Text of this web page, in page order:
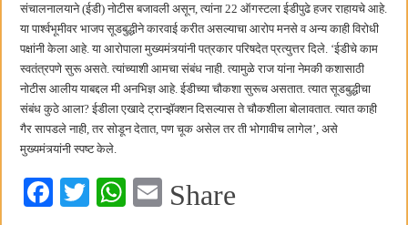
संचालनालयाने (ईडी) नोटीस बजावली असून, त्यांना 22 ऑगस्टला ईडीपुढे हजर राहायचे आहे.
या पार्श्वभूमीवर भाजप सूडबुद्धीने कारवाई करीत असल्याचा आरोप मनसे व अन्य काही विरोधी
पक्षांनी केला आहे. या आरोपाला मुख्यमंत्र्यांनी पत्रकार परिषदेत प्रत्युत्तर दिले. ‘ईडीचे काम
स्वतंत्रपणे सुरू असते. त्यांच्याशी आमचा संबंध नाही. त्यामुळे राज यांना नेमकी कशासाठी
नोटीस आलीय याबद्दल मी अनभिज्ञ आहे. ईडीच्या चौकशा सुरूच असतात. त्यात सूडबुद्धीचा
संबंध कुठे आला? ईडीला एखादे ट्रान्झॅक्शन दिसल्यास ते चौकशीला बोलावतात. त्यात काही
गैर सापडले नाही, तर सोडून देतात, पण चूक असेल तर ती भोगावीच लागेल’, असे
मुख्यमंत्र्यांनी स्पष्ट केले.
Fa T
W E
Share